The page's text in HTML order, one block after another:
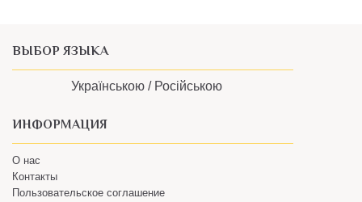
ВЫБОР ЯЗЫКА
Українською / Російською
ИНФОРМАЦИЯ
О нас
Контакты
Пользовательское соглашение